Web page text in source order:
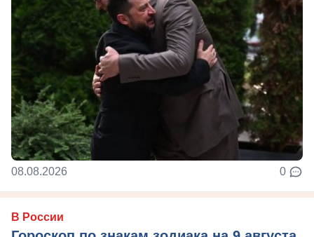
08.08.2026 0
В России